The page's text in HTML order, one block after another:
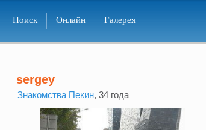
Поиск Онлайн Галерея
sergey
Знакомства Пекин, 34 года